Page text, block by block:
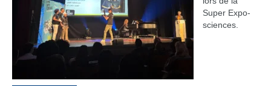
Super Expo-
sciences.